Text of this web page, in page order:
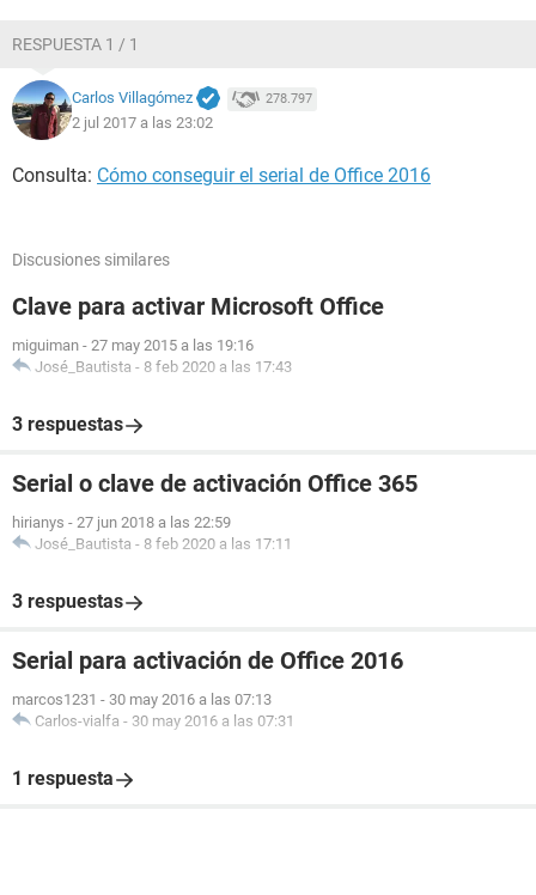
RESPUESTA 1 / 1
Carlos Villagómez 278.797
2 jul 2017 a las 23:02
Consulta: Cómo conseguir el serial de Office 2016
Discusiones similares
Clave para activar Microsoft Office
miguiman - 27 may 2015 a las 19:16
José_Bautista - 8 feb 2020 a las 17:43
3 respuestas
Serial o clave de activación Office 365
hirianys - 27 jun 2018 a las 22:59
José_Bautista - 8 feb 2020 a las 17:11
3 respuestas
Serial para activación de Office 2016
marcos1231 - 30 may 2016 a las 07:13
Carlos-vialfa - 30 may 2016 a las 07:31
1 respuesta